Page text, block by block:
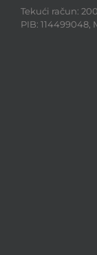
Tekući račun:
PIB: 114499048,